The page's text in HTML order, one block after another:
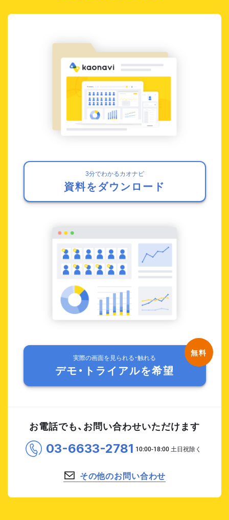
3分でわかるカオナビ
資料をダウンロード
実際の画面を見られる・触れる
デモ・トライアルを希望
お電話でも、お問い合わせいただけます
03-6633-2781
その他のお問い合わせ